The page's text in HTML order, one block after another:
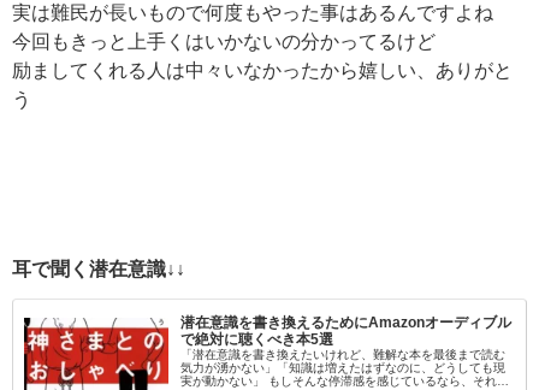
実は難民が長いもので何度もやった事はあるんですよね
今回もきっと上手くはいかないの分かってるけど
励ましてくれる人は中々いなかったから嬉しい、ありがと
う
耳で聞く潜在意識↓↓
潜在意識を書き換えるためにAmazonオーディブル
で絶対に聴くべき本5選
「潜在意識を書き換えたいけれど、難解な本を最後まで読む
気力が湧かない」「知識は増えたはずなのに、どうしても現
実が動かない」 もしそんな停滞感を感じているなら、それは